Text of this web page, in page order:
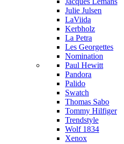
Julie Julsen
LaViida
Kerbholz
La Petra
Les Georgettes
Nomination
Paul Hewitt
Pandora
Palido
Swatch
Thomas Sabo
Tommy Hilfiger
Trendstyle
Wolf 1834
Xenox